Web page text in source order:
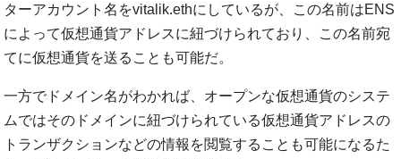
ターアカウント名をvitalik.ethにしているが、この名前はENS
によって仮想通貨アドレスに紐づけられており、この名前宛
てに仮想通貨を送ることも可能だ。
一方でドメイン名がわかれば、オープンな仮想通貨のシステ
ムではそのドメインに紐づけられている仮想通貨アドレスの
トランザクションなどの情報を閲覧することも可能になるた